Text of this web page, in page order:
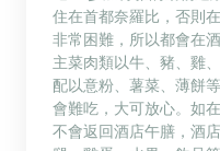
住在首都奈羅比，否則
非常困難，所以都會在
主菜肉類以牛、豬、雞
配以意粉、薯菜、薄餅
會難吃，大可放心。如
不會返回酒店午膳，酒